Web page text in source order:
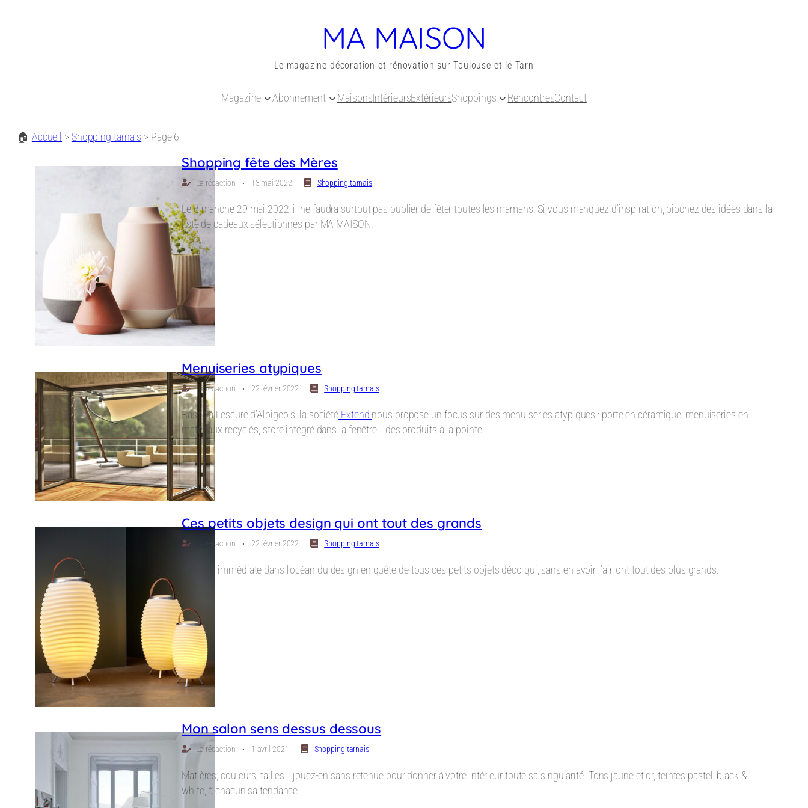
MA MAISON
Le magazine décoration et rénovation sur Toulouse et le Tarn
Magazine Abonnement MaisonsIntérieursExtérieursShoppings RencontresContact
🏠 Accueil > Shopping tarnais > Page 6
Shopping fête des Mères
La rédaction ⋅ 13 mai 2022 Shopping tarnais
Le dimanche 29 mai 2022, il ne faudra surtout pas oublier de fêter toutes les mamans. Si vous manquez d’inspiration, piochez des idées dans la
liste de cadeaux sélectionnés par MA MAISON.
Menuiseries atypiques
La rédaction ⋅ 22 février 2022 Shopping tarnais
Basée à Lescure d’Albigeois, la société Extend nous propose un focus sur des menuiseries atypiques : porte en céramique, menuiseries en
matériaux recyclés, store intégré dans la fenêtre… des produits à la pointe.
Ces petits objets design qui ont tout des grands
La rédaction ⋅ 22 février 2022 Shopping tarnais
Plongée immédiate dans l’océan du design en quête de tous ces petits objets déco qui, sans en avoir l’air, ont tout des plus grands.
Mon salon sens dessus dessous
La rédaction ⋅ 1 avril 2021 Shopping tarnais
Matières, couleurs, tailles… jouez-en sans retenue pour donner à votre intérieur toute sa singularité. Tons jaune et or, teintes pastel, black &
white, à chacun sa tendance.